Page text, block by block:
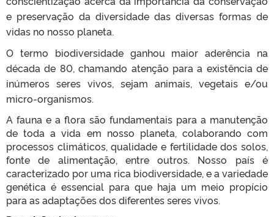
e preservação da diversidade das diversas formas de
vidas no nosso planeta.
O termo biodiversidade ganhou maior aderência na
década de 80, chamando atenção para a existência de
inúmeros seres vivos, sejam animais, vegetais e/ou
micro-organismos.
A fauna e a flora são fundamentais para a manutenção
de toda a vida em nosso planeta, colaborando com
processos climáticos, qualidade e fertilidade dos solos,
fonte de alimentação, entre outros. Nosso país é
caracterizado por uma rica biodiversidade, e a variedade
genética é essencial para que haja um meio propício
para as adaptações dos diferentes seres vivos.